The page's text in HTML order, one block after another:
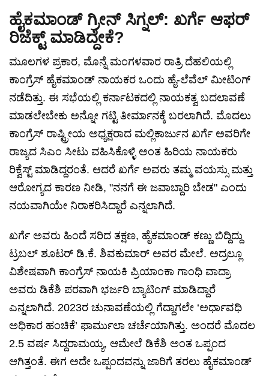
ಹೈಕಮಾಂಡ್ ಗ್ರೀನ್ ಸಿಗ್ನಲ್: ಖರ್ಗೆ ಆಫರ್
ರಿಜೆಕ್ಟ್ ಮಾಡಿದ್ದೇಕೆ?
ಮೂಲಗಳ ಪ್ರಕಾರ, ಮೊನ್ನೆ ಮಂಗಳವಾರ ರಾತ್ರಿ ದೆಹಲಿಯಲ್ಲಿ
ಕಾಂಗ್ರೆಸ್ ಹೈಕಮಾಂಡ್ ನಾಯಕರ ಒಂದು ಹೈ-ಲೆವೆಲ್ ಮೀಟಿಂಗ್
ನಡೆದಿತ್ತು. ಈ ಸಭೆಯಲ್ಲಿ ಕರ್ನಾಟಕದಲ್ಲಿ ನಾಯಕತ್ವ ಬದಲಾವಣೆ
ಮಾಡಲೇಬೇಕು ಅನ್ನೋ ಗಟ್ಟಿ ತೀರ್ಮಾನಕ್ಕೆ ಬರಲಾಗಿದೆ. ಮೊದಲು
ಕಾಂಗ್ರೆಸ್ ರಾಷ್ಟ್ರೀಯ ಅಧ್ಯಕ್ಷರಾದ ಮಲ್ಲಿಕಾರ್ಜುನ ಖರ್ಗೆ ಅವರಿಗೇ
ರಾಜ್ಯದ ಸಿಎಂ ಸೀಟು ವಹಿಸಿಕೊಳ್ಳಿ ಅಂತ ಹಿರಿಯ ನಾಯಕರು
ರಿಕ್ವೆಸ್ಟ್ ಮಾಡಿದ್ದರಂತೆ. ಆದರೆ ಖರ್ಗೆ ಅವರು ತಮ್ಮ ವಯಸ್ಸು ಮತ್ತು
ಆರೋಗ್ಯದ ಕಾರಣ ನೀಡಿ, "ನನಗೆ ಈ ಜವಾಬ್ದಾರಿ ಬೇಡ" ಎಂದು
ನಯವಾಗಿಯೇ ನಿರಾಕರಿಸಿದ್ದಾರೆ ಎನ್ನಲಾಗಿದೆ.
ಖರ್ಗೆ ಅವರು ಹಿಂದೆ ಸರಿದ ತಕ್ಷಣ, ಹೈಕಮಾಂಡ್ ಕಣ್ಣು ಬಿದ್ದಿದ್ದು
ಟ್ರಬಲ್ ಶೂಟರ್ ಡಿ.ಕೆ. ಶಿವಕುಮಾರ್ ಅವರ ಮೇಲೆ. ಅದ್ರಲ್ಲೂ
ವಿಶೇಷವಾಗಿ ಕಾಂಗ್ರೆಸ್ ನಾಯಕಿ ಪ್ರಿಯಾಂಕಾ ಗಾಂಧಿ ವಾದ್ರಾ
ಅವರು ಡಿಕೆಶಿ ಪರವಾಗಿ ಭರ್ಜರಿ ಬ್ಯಾಟಿಂಗ್ ಮಾಡಿದ್ದಾರೆ
ಎನ್ನಲಾಗಿದೆ. 2023ರ ಚುನಾವಣೆಯಲ್ಲಿ ಗೆದ್ದಾಗಲೇ ‘ಅರ್ಧಾವಧಿ
ಅಧಿಕಾರ ಹಂಚಿಕೆ’ ಫಾರ್ಮುಲಾ ಚರ್ಚೆಯಾಗಿತ್ತು. ಅಂದರೆ ಮೊದಲ
2.5 ವರ್ಷ ಸಿದ್ದರಾಮಯ್ಯ, ಆಮೇಲೆ ಡಿಕೆಶಿ ಅಂತ ಒಪ್ಪಂದ
ಆಗಿತ್ತಂತೆ. ಈಗ ಅದೇ ಒಪ್ಪಂದವನ್ನು ಜಾರಿಗೆ ತರಲು ಹೈಕಮಾಂಡ್